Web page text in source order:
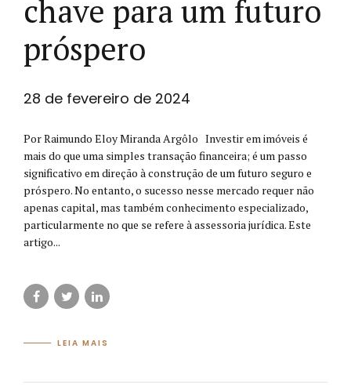
chave para um futuro
próspero
28 de fevereiro de 2024
Por Raimundo Eloy Miranda Argôlo Investir em imóveis é
mais do que uma simples transação financeira; é um passo
significativo em direção à construção de um futuro seguro e
próspero. No entanto, o sucesso nesse mercado requer não
apenas capital, mas também conhecimento especializado,
particularmente no que se refere à assessoria jurídica. Este
artigo...
LEIA MAIS